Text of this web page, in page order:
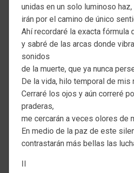
unidas en un solo luminoso haz,
irán por el camino de único
Ahí recordaré la exacta fórmula
y sabré de las arcas donde
sonidos
de la muerte, que ya nunca
De la vida, hilo temporal de mis
Cerraré los ojos y aún correré
praderas,
me cercarán a veces olores de
En medio de la paz de este
contrastarán más bellas las